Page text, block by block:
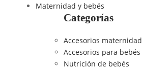
Maternidad y bebés
Categorías
Accesorios maternidad
Accesorios para bebés
Nutrición de bebés